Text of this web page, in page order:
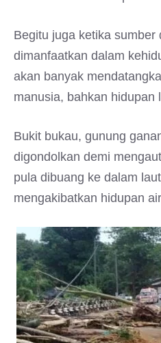
Begitu juga ketika sumber
dimanfaatkan dalam
akan banyak
manusia, bahkan hidupan
Bukit bukau, gunung
digondolkan demi
pula dibuang ke dalam
mengakibatkan hidupan